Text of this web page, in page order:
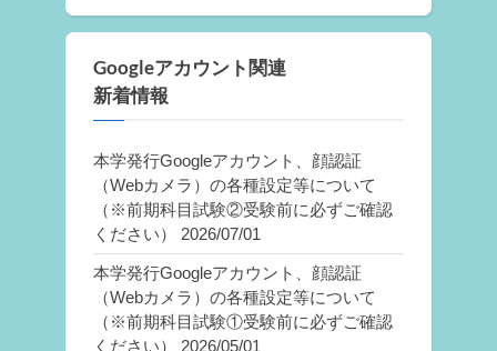
Googleアカウント関連
新着情報
本学発行Googleアカウント、顔認証
（Webカメラ）の各種設定等について
（※前期科目試験②受験前に必ずご確認
ください）
2026/07/01
本学発行Googleアカウント、顔認証
（Webカメラ）の各種設定等について
（※前期科目試験①受験前に必ずご確認
ください）
2026/05/01